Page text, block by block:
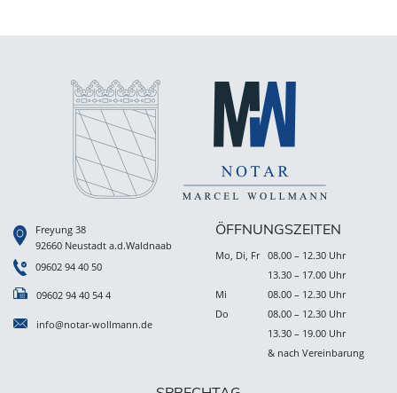
Freyung 38
92660 Neustadt a.d.Waldnaab
09602 94 40 50
09602 94 40 54 4
info@notar-wollmann.de
ÖFFNUNGSZEITEN
Mo, Di, Fr 08.00 – 12.30 Uhr
13.30 – 17.00 Uhr
Mi
08.00 – 12.30 Uhr
Do
08.00 – 12.30 Uhr
13.30 – 19.00 Uhr
& nach Vereinbarung